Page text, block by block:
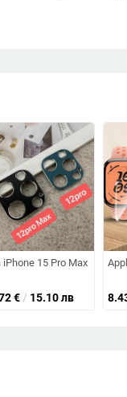
протектор,
за iPhone 17 Pro
13 Pro Max –
iPhone 15 Pro Max
€ / 15.10 лв